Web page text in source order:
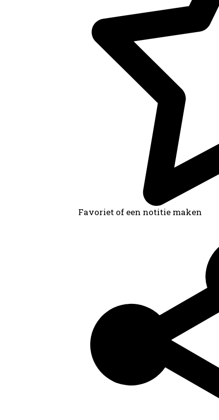
Favoriet of een notitie maken